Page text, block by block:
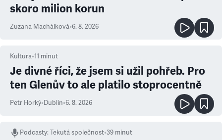
skoro milion korun
Zuzana Machálková•6. 8. 2026
Kultura•11 minut
Je divné říci, že jsem si užil pohřeb. Pro
ten Glenův to ale platilo stoprocentně
Petr Horký•Dublin•6. 8. 2026
Podcasty:Tekutá společnost•39 minut